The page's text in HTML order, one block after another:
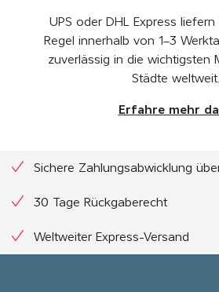
UPS oder DHL Express
Regel innerhalb von 1–3
zuverlässig in die wichtigsten
Städte weltweit.
Erfahre mehr
Sichere Zahlungsabwicklung
30 Tage Rückgaberecht
Weltweiter Express-Versand